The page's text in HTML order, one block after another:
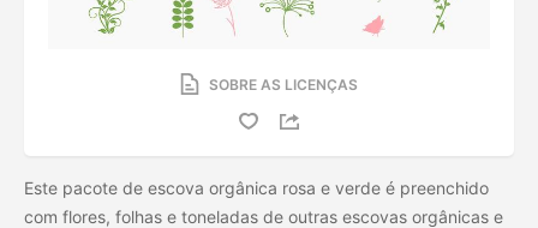
SOBRE AS LICENÇAS
Este pacote de escova orgânica rosa e verde é preenchido
com flores, folhas e toneladas de outras escovas orgânicas e